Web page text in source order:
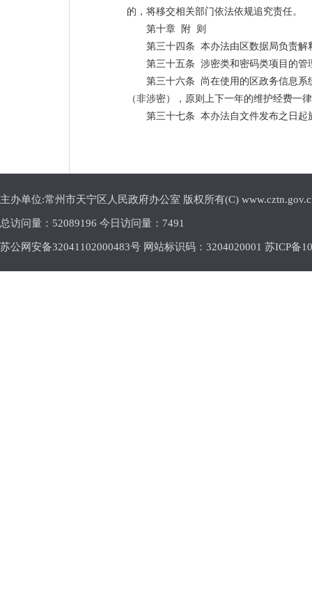
的，将移交相关部门依法依规追究责任。
第十章 附 则
第三十四条 本办法由区数据局负责解
第三十五条 涉密类和密码类项目的管
第三十六条 尚在使用的区政务信息系
（非涉密），原则上下一年的维护经费一
第三十七条 本办法自文件发布之日起
主办单位:常州市天宁区人民政府办公室 版权所有(C)
总访问量： 52089196 今日访问量： 7491
苏公网安备32041102000483号 网站标识码：3204020001 苏ICP备